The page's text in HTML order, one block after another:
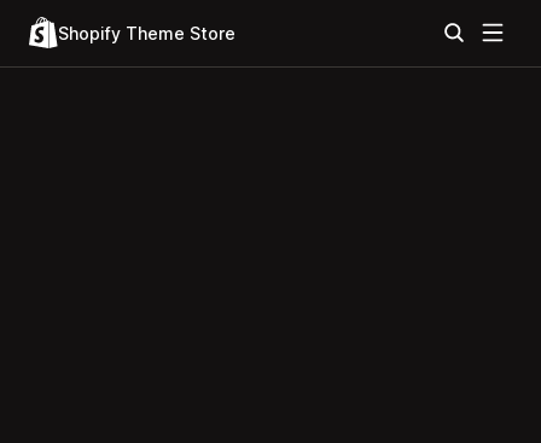
Shopify Theme Store